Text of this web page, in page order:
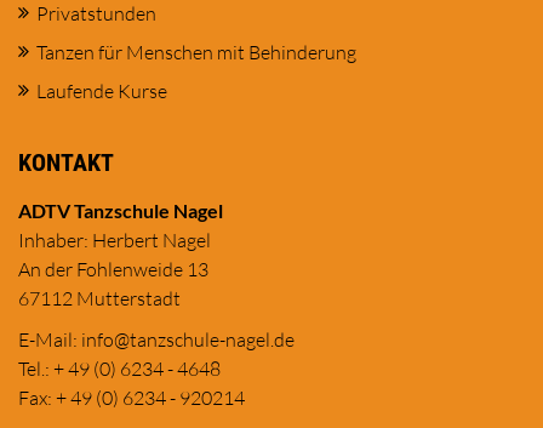
Privatstunden
Tanzen für Menschen mit Behinderung
Laufende Kurse
KONTAKT
ADTV Tanzschule Nagel
Inhaber: Herbert Nagel
An der Fohlenweide 13
67112 Mutterstadt
E-Mail: info@tanzschule-nagel.de
Tel.: + 49 (0) 6234 - 4648
Fax: + 49 (0) 6234 - 920214